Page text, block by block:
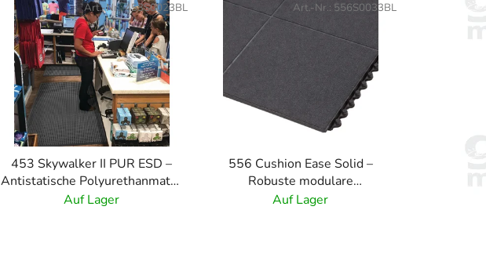
453 Skywalker II PUR ESD –
Antistatische Polyurethanmatte
mit Kieselmuster
Auf Lager
Art.-Nr.:453S0023BL
556 Cushion Ease Solid –
Robuste modulare
Gummifliesen – Schwarz
Auf Lager
Art.-Nr.: 556S0033BL